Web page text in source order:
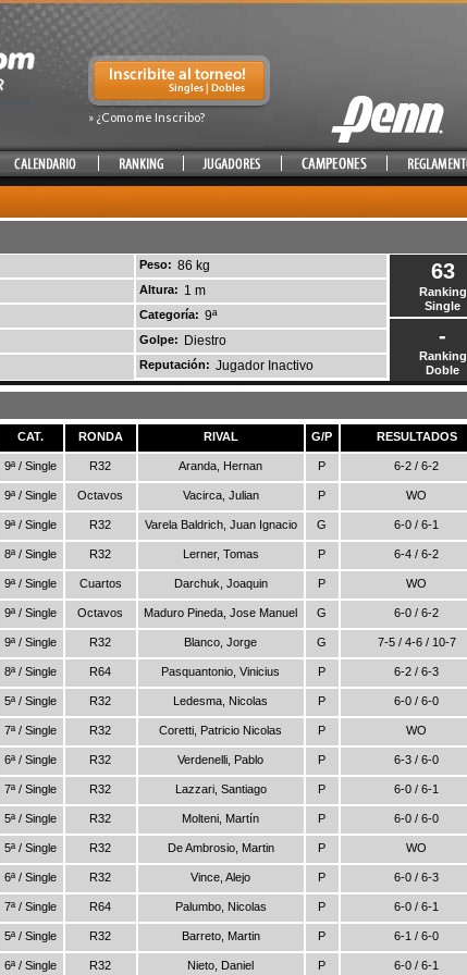
» ¿Como me Inscribo?
Peso: 86 kg
Altura: 1 m
Categoría: 9ª
Golpe: Diestro
Reputación: Jugador Inactivo
63
Ranking
Single
-
Ranking
Doble
CAT. RONDA RIVAL G/P RESULTADOS
9ª / Single R32 Aranda, Hernan P 6-2 / 6-2
9ª / Single Octavos Vacirca, Julian P WO
9ª / Single R32 Varela Baldrich, Juan Ignacio G 6-0 / 6-1
8ª / Single R32 Lerner, Tomas P 6-4 / 6-2
9ª / Single Cuartos Darchuk, Joaquin P WO
9ª / Single Octavos Maduro Pineda, Jose Manuel G 6-0 / 6-2
9ª / Single R32 Blanco, Jorge G 7-5 / 4-6 / 10-7
8ª / Single R64 Pasquantonio, Vinicius P 6-2 / 6-3
5ª / Single R32 Ledesma, Nicolas P 6-0 / 6-0
7ª / Single R32 Coretti, Patricio Nicolas P WO
6ª / Single R32 Verdenelli, Pablo P 6-3 / 6-0
7ª / Single R32 Lazzari, Santiago P 6-0 / 6-1
5ª / Single R32 Molteni, Martín P 6-0 / 6-0
5ª / Single R32 De Ambrosio, Martin P WO
6ª / Single R32 Vince, Alejo P 6-0 / 6-3
7ª / Single R64 Palumbo, Nicolas P 6-0 / 6-1
5ª / Single R32 Barreto, Martin P 6-1 / 6-0
6ª / Single R32 Nieto, Daniel P 6-0 / 6-1